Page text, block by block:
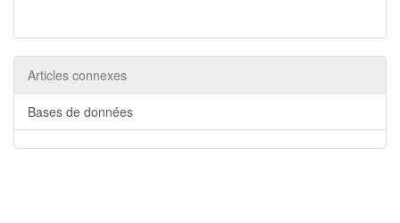
Articles connexes
Bases de données